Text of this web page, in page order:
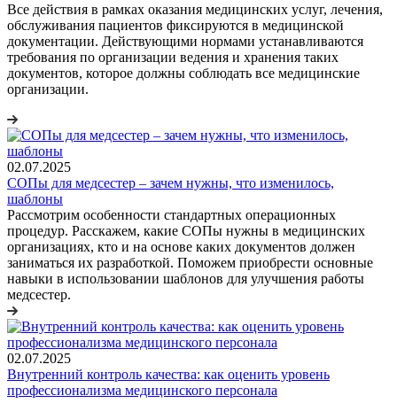
Все действия в рамках оказания медицинских услуг, лечения,
обслуживания пациентов фиксируются в медицинской
документации. Действующими нормами устанавливаются
требования по организации ведения и хранения таких
документов, которое должны соблюдать все медицинские
организации.
02.07.2025
СОПы для медсестер – зачем нужны, что изменилось,
шаблоны
Рассмотрим особенности стандартных операционных
процедур. Расскажем, какие СОПы нужны в медицинских
организациях, кто и на основе каких документов должен
заниматься их разработкой. Поможем приобрести основные
навыки в использовании шаблонов для улучшения работы
медсестер.
02.07.2025
Внутренний контроль качества: как оценить уровень
профессионализма медицинского персонала